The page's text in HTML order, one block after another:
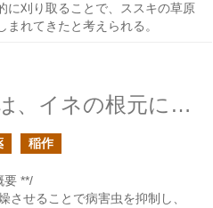
に刈り取ることで、ススキの草原
れてきたと考えられる。
秀品率の低い田では、イネの根元にイモムシがたくさん
稲作
要 **/
させることで病害虫を抑制し、